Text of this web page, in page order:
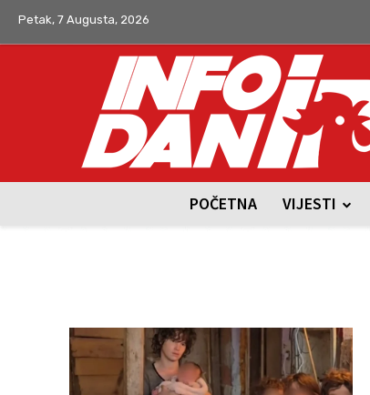
Petak, 7 Augusta, 2026
POČETNA VIJESTI